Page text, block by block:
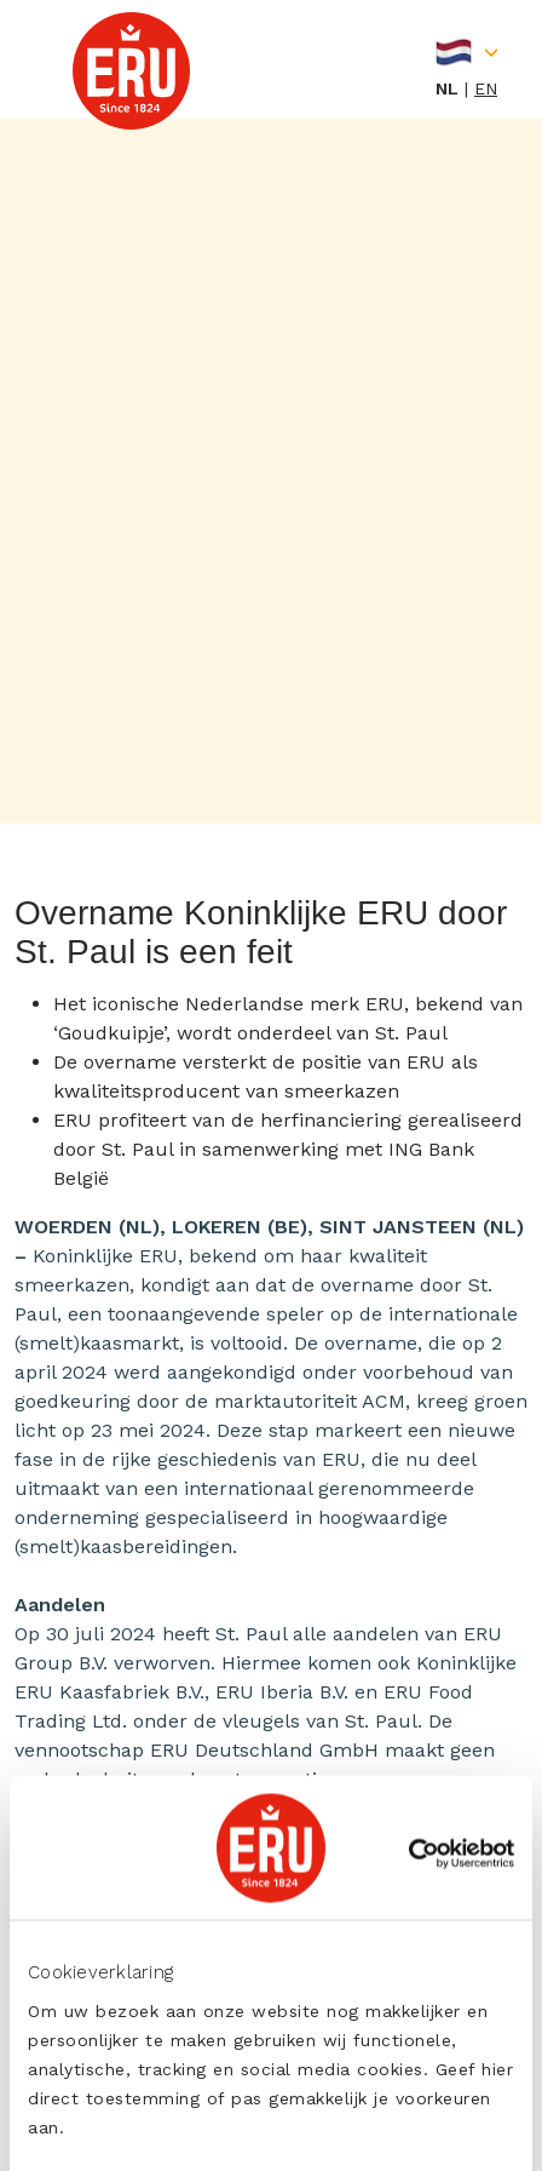
Cookieverklaring
Om uw bezoek aan onze website nog makkelijker en
persoonlijker te maken gebruiken wij functionele,
analytische, tracking en social media cookies. Geef hier
direct toestemming of pas gemakkelijk je voorkeuren
aan.
NL EN
Overname Koninklijke ERU door
St. Paul is een feit
Het iconische Nederlandse merk ERU, bekend van
‘Goudkuipje’, wordt onderdeel van St. Paul
De overname versterkt de positie van ERU als
kwaliteitsproducent van smeerkazen
ERU profiteert van de herfinanciering gerealiseerd
door St. Paul in samenwerking met ING Bank
België
WOERDEN (NL), LOKEREN (BE), SINT JANSTEEN (NL)
– Koninklijke ERU, bekend om haar kwaliteit
smeerkazen, kondigt aan dat de overname door St.
Paul, een toonaangevende speler op de internationale
(smelt)kaasmarkt, is voltooid. De overname, die op 2
april 2024 werd aangekondigd onder voorbehoud van
goedkeuring door de marktautoriteit ACM, kreeg groen
licht op 23 mei 2024. Deze stap markeert een nieuwe
fase in de rijke geschiedenis van ERU, die nu deel
uitmaakt van een internationaal gerenommeerde
onderneming gespecialiseerd in hoogwaardige
(smelt)kaasbereidingen.
Aandelen
Op 30 juli 2024 heeft St. Paul alle aandelen van ERU
Group B.V. verworven. Hiermee komen ook Koninklijke
ERU Kaasfabriek B.V., ERU Iberia B.V. en ERU Food
Trading Ltd. onder de vleugels van St. Paul. De
vennootschap ERU Deutschland GmbH maakt geen
onderdeel uit van deze transactie.
De overname van Koninklijke ERU door St. Paul creëert
een krachtige alliantie die een breed scala aan
voedingsmiddelenindustrie. Deze diversificatie stelt St.
Paul in staat om haar marktleiderschap te versterken
en te anticiperen op de dynamische eisen van
verschillende marktsegmenten.
Ambitie